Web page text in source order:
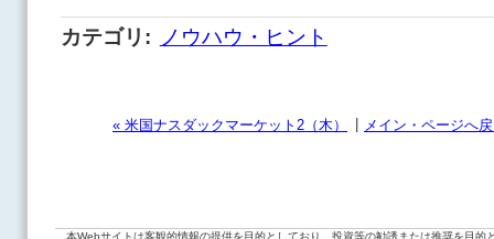
カテゴリ : ノウハウ・ヒント
« 米国ナスダックマーケット2（木） | メイン・ページへ
本Webサイトは客観的情報の提供を目的としており、投資等の勧誘または推奨を目